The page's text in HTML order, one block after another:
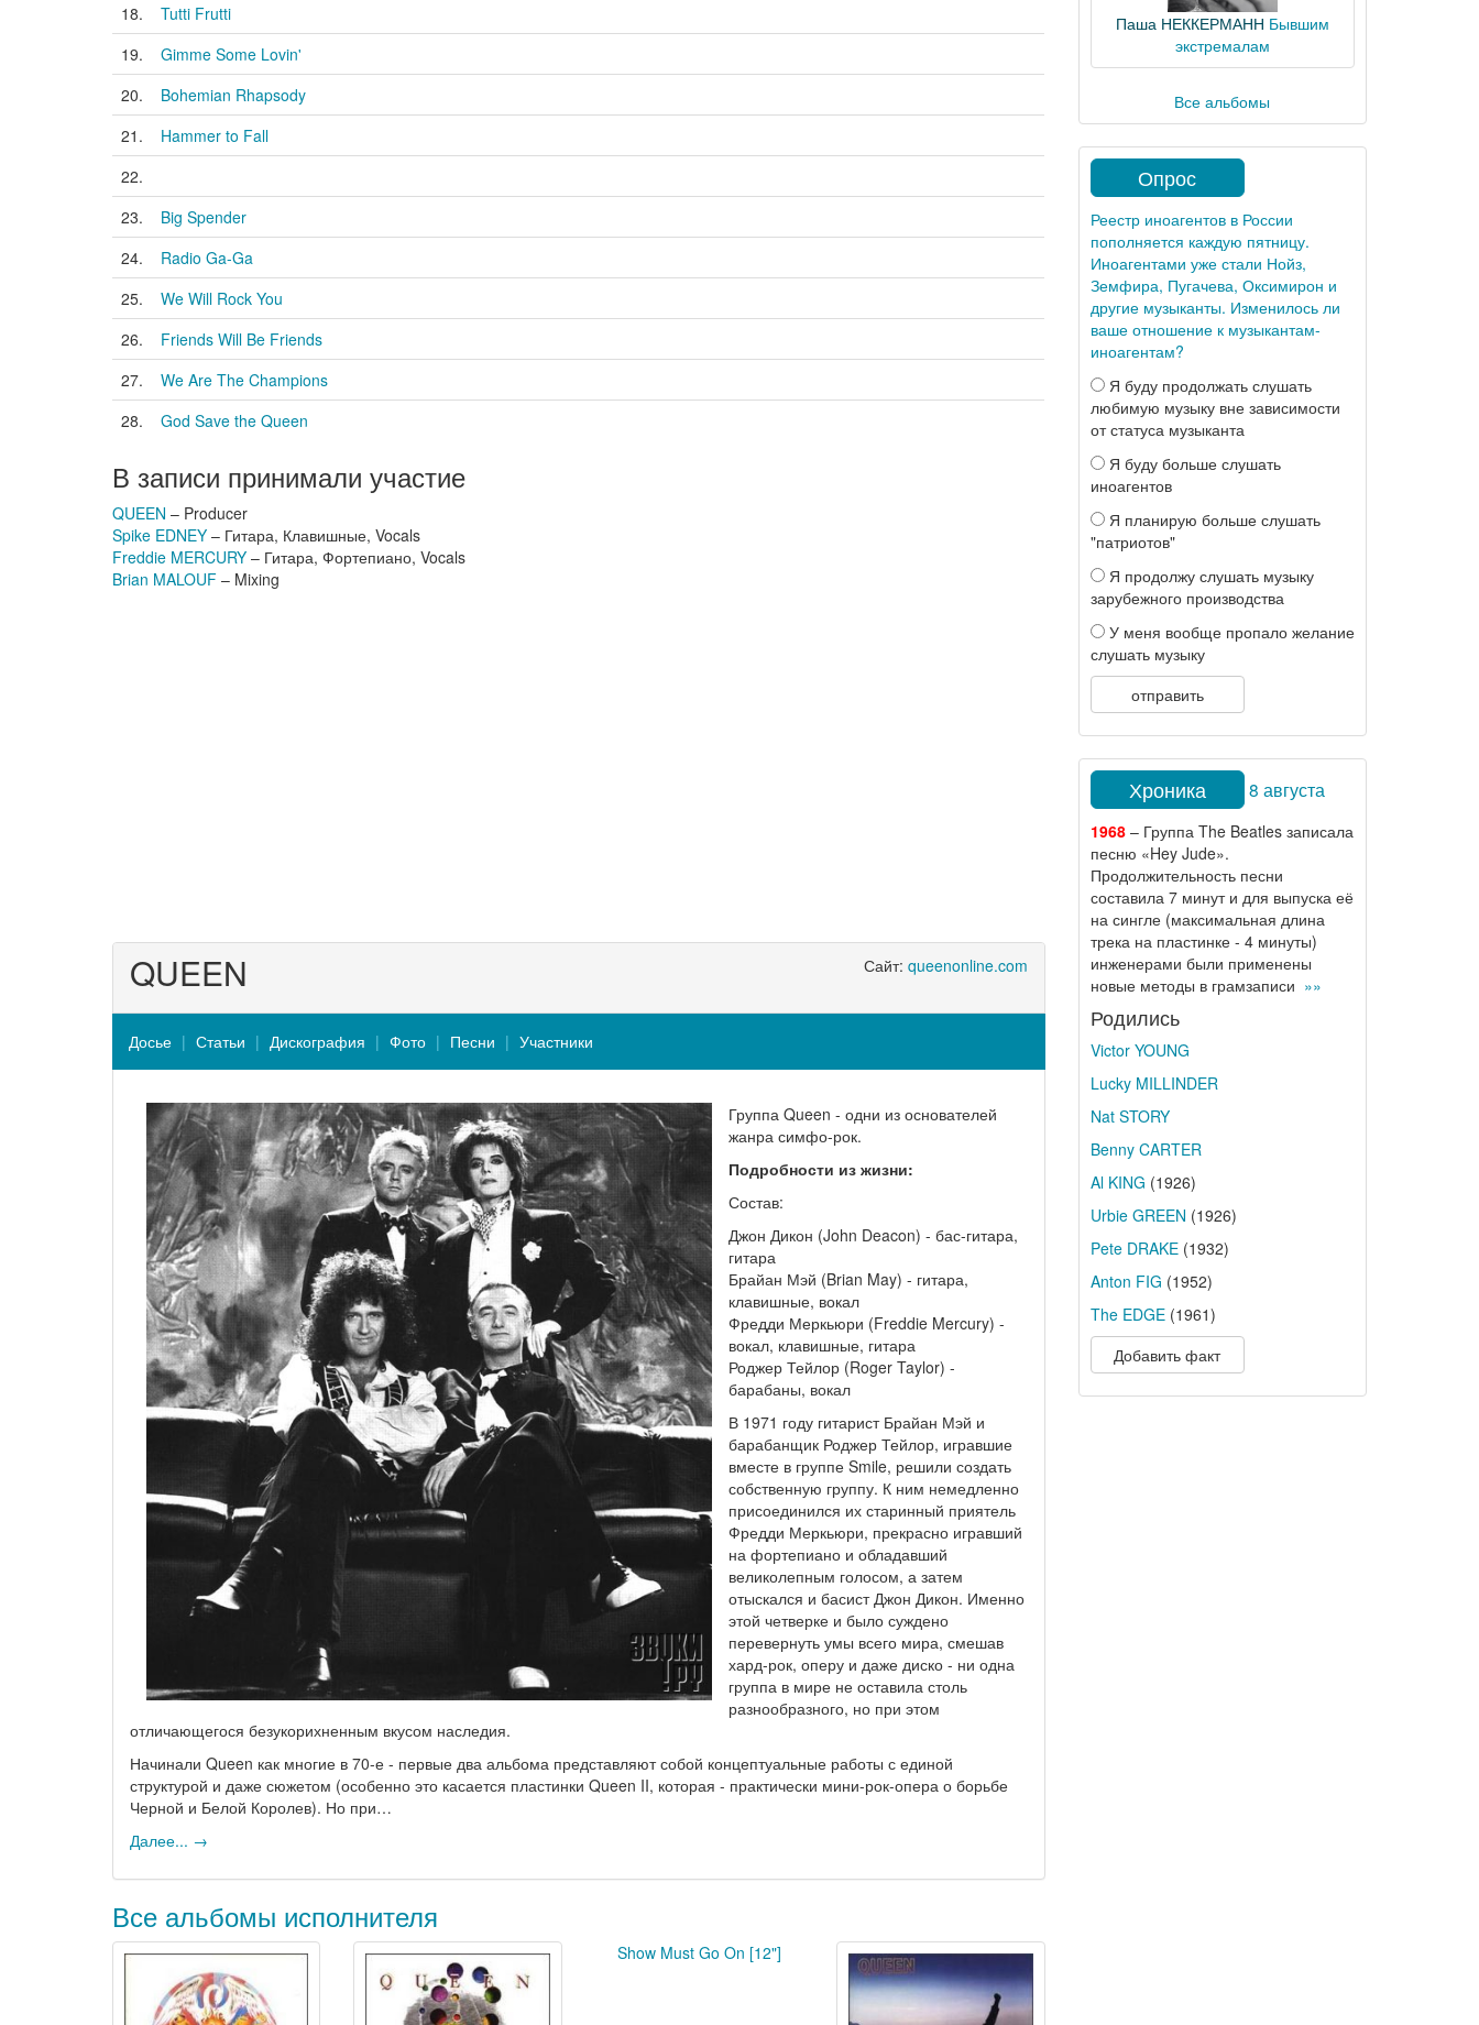
18.
Tutti Frutti
19.
Gimme Some Lovin'
20.
Bohemian Rhapsody
21.
Hammer to Fall
22.
23.
Big Spender
24.
Radio Ga-Ga
25.
We Will Rock You
26.
Friends Will Be Friends
27.
We Are The Champions
28.
God Save the Queen
В записи принимали участие
QUEEN – Producer
Spike EDNEY – Гитара, Клавишные, Vocals
Freddie MERCURY – Гитара, Фортепиано, Vocals
Brian MALOUF – Mixing
Сайт: queenonline.com
QUEEN
Досье Статьи Дискография Фото Песни Участники
Группа Queen - одни из основателей
жанра симфо-рок.
Подробности из жизни:
Состав:
Джон Дикон (John Deacon) - бас-гитара,
гитара
Брайан Мэй (Brian May) - гитара,
клавишные, вокал
Фредди Меркьюри (Freddie Mercury) -
вокал, клавишные, гитара
Роджер Тейлор (Roger Taylor) -
барабаны, вокал
В 1971 году гитарист Брайан Мэй и
барабанщик Роджер Тейлор, игравшие
вместе в группе Smile, решили создать
собственную группу. К ним немедленно
присоединился их старинный приятель
Фредди Меркьюри, прекрасно игравший
на фортепиано и обладавший
великолепным голосом, а затем
отыскался и басист Джон Дикон. Именно
этой четверке и было суждено
перевернуть умы всего мира, смешав
хард-рок, оперу и даже диско - ни одна
группа в мире не оставила столь
разнообразного, но при этом
отличающегося безукорихненным вкусом наследия.
Начинали Queen как многие в 70-е - первые два альбома представляют собой концептуальные работы с единой
структурой и даже сюжетом (особенно это касается пластинки Queen II, которая - практически мини-рок-опера о борьбе
Черной и Белой Королев). Но при…
Далее... →
Все альбомы исполнителя
Show Must Go On [12"]
Паша НЕККЕРМАНН Бывшим
экстремалам
Все альбомы
Опрос
Реестр иноагентов в России
пополняется каждую пятницу.
Иноагентами уже стали Нойз,
Земфира, Пугачева, Оксимирон и
другие музыканты. Изменилось ли
ваше отношение к музыкантам-
иноагентам?
Я буду продолжать слушать
любимую музыку вне зависимости
от статуса музыканта
Я буду больше слушать
иноагентов
Я планирую больше слушать
"патриотов"
Я продолжу слушать музыку
зарубежного производства
У меня вообще пропало желание
слушать музыку
отправить
Хроника 8 августа
1968– Группа The Beatles записала
песню «Hey Jude».
Продолжительность песни
составила 7 минут и для выпуска её
на сингле (максимальная длина
трека на пластинке - 4 минуты)
инженерами были применены
новые методы в грамзаписи »»
Родились
Victor YOUNG
Lucky MILLINDER
Nat STORY
Benny CARTER
Al KING (1926)
Urbie GREEN (1926)
Pete DRAKE(1932)
Anton FIG (1952)
The EDGE(1961)
Добавить факт